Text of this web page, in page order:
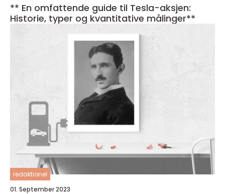
** En omfattende guide til Tesla-aksjen:
Historie, typer og kvantitative målinger**
redaktionel
01. September 2023